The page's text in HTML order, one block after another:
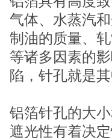
气体、水蒸汽
制油的质量、
等诸多因素的
陷，针孔就是
铝箔针孔的大
遮光性有着决